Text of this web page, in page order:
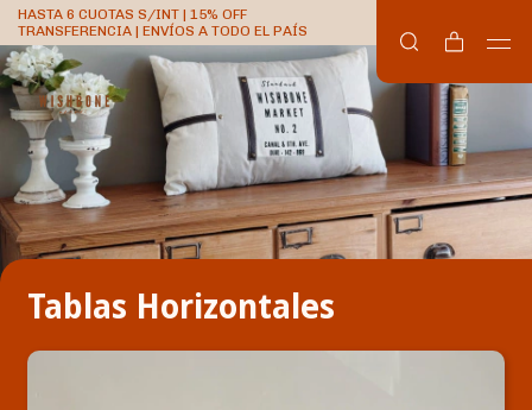
HASTA 6 CUOTAS S/INT | 15% OFF
TRANSFERENCIA | ENVÍOS A TODO EL PAÍS
Tablas Horizontales